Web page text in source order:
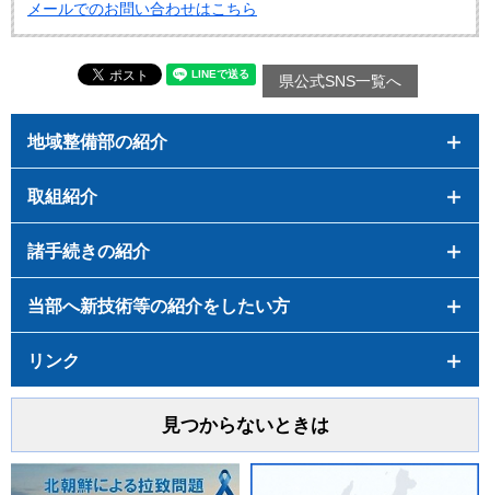
メールでのお問い合わせはこちら
県公式SNS一覧へ
地域整備部の紹介
取組紹介
諸手続きの紹介
当部へ新技術等の紹介をしたい方
リンク
見つからないときは